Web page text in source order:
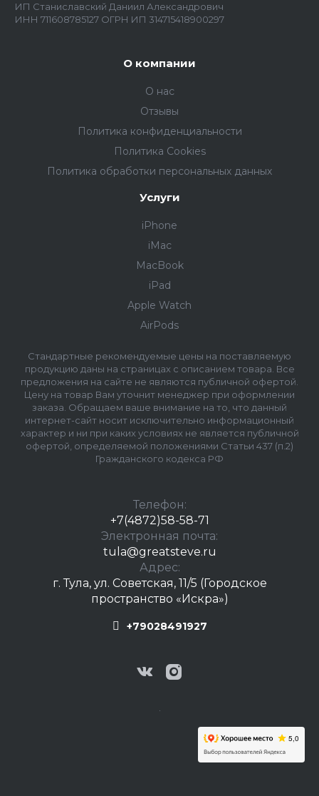
ИП Станиславский Даниил Александрович
ИНН 711608785127 ОГРН ИП 314715418900297
О компании
О нас
Отзывы
Политика конфиденциальности
Политика Cookies
Политика обработки персональных данных
Услуги
iPhone
iMac
MacBook
iPad
Apple Watch
AirPods
Стандартные рекомендуемые цены на поставляемую
продукцию даны на страницах с описанием товара. Все
предложения на сайте не являются публичной офертой.
Цену на товар Вам уточнит менеджер при оформлении
заказа. Обращаем ваше внимание на то, что данный
интернет-сайт носит исключительно информационный
характер и ни при каких условиях не является публичной
офертой, определяемой положениями Статьи 437 (п.2)
Гражданского кодекса РФ
Телефон:
+7(4872)58-58-71
Электронная почта:
tula@greatsteve.ru
Адрес:
г. Тула, ул. Советская, 11/5 (Городское
пространство «Искра»)
+79028491927